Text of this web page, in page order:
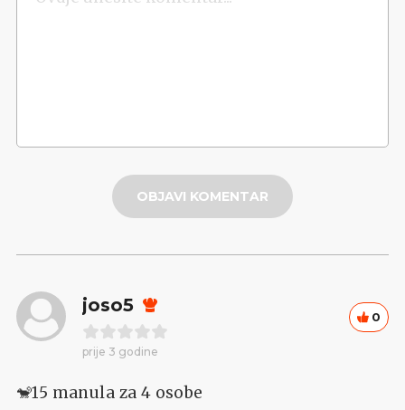
OBJAVI KOMENTAR
joso5
prije 3 godine
0
🐒15 manula za 4 osobe